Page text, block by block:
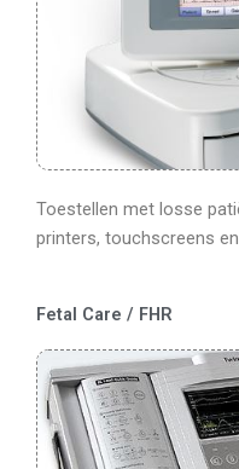
Toestellen met losse
printers, touchscreens
Fetal Care / FHR